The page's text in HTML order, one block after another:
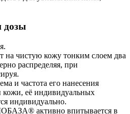
дозы
чистую кожу тонким слоем два
распределяя, при
и частота его нанесения
кожи, её индивидуальных
индивидуально.
активно впитывается в